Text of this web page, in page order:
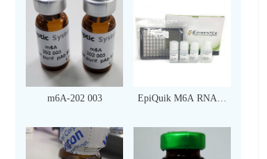
m6A-202 003
EpiQuik M6A RNA甲
（比色法）（96 次）